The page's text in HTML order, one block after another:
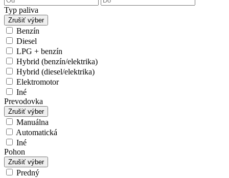
Typ paliva
Zrušiť výber
Benzín
Diesel
LPG + benzín
Hybrid (benzín/elektrika)
Hybrid (diesel/elektrika)
Elektromotor
Iné
Prevodovka
Zrušiť výber
Manuálna
Automatická
Iné
Pohon
Zrušiť výber
Predný